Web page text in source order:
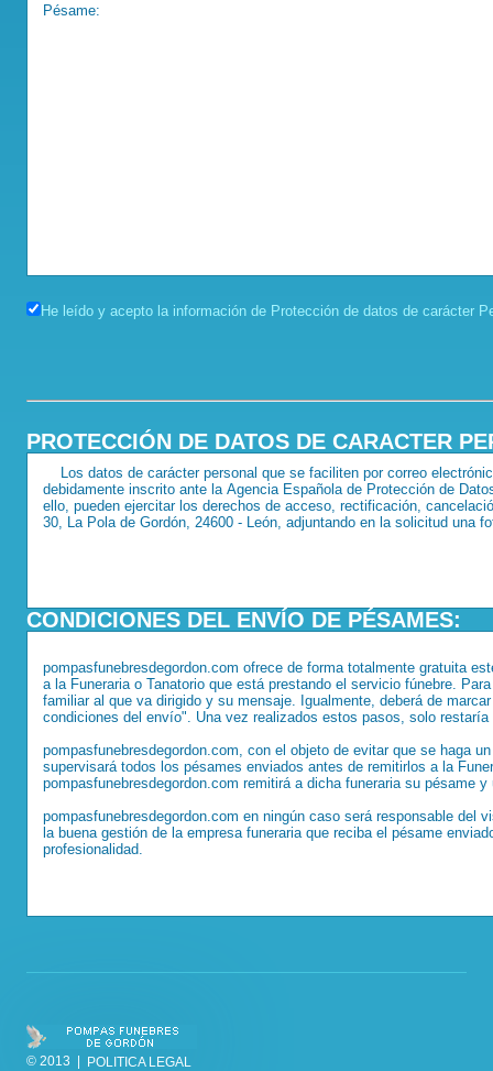
He leído y acepto la información de Protección de datos de carácter
PROTECCIÓN DE DATOS DE CARACTER
CONDICIONES DEL ENVÍO DE PÉSAMES:
© 2013 | POLITICA LEGAL